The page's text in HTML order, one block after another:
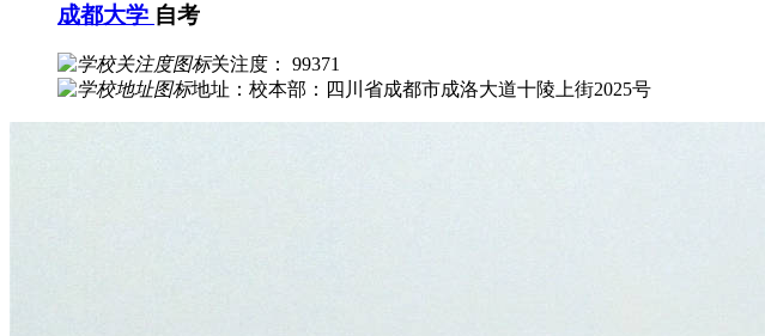
成都大学 自考
关注度： 99371
地址：校本部：四川省成都市成洛大道十陵上街2025号